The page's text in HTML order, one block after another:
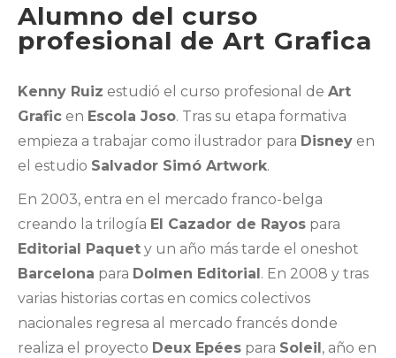
Alumno del curso
profesional de Art Grafica
Kenny Ruiz estudió el curso profesional de Art
Grafic en Escola Joso. Tras su etapa formativa
empieza a trabajar como ilustrador para Disney en
el estudio Salvador Simó Artwork.
En 2003, entra en el mercado franco-belga
creando la trilogía El Cazador de Rayos para
Editorial Paquet y un año más tarde el oneshot
Barcelona para Dolmen Editorial . En 2008 y tras
varias historias cortas en comics colectivos
nacionales regresa al mercado francés donde
realiza el proyecto Deux Epées para Soleil , año en